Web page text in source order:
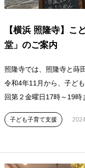
【横浜 照隆寺】こ
堂」のご案内
照隆寺では、照隆寺と蒔
令和4年11月から、子ど
回第２金曜日17時～19時
子ども子育て支援